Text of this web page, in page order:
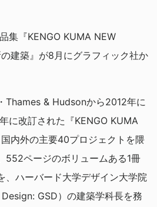
集『KENGO KUMA NEW
建築』が8月にグラフィック社か
Thames & Hudsonから2012年に
に改訂された『KENGO KUMA
内外の主要40プロジェクトを隈
552ページのボリュームある1冊
、ハーバード大学デザイン大学院
GSD）の建築学科長を務